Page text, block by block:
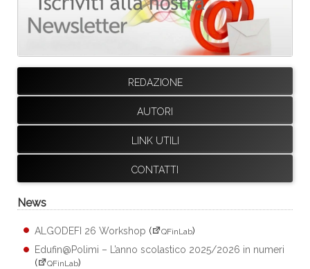
REDAZIONE
AUTORI
LINK UTILI
CONTATTI
News
ALGODEFI 26 Workshop ( QFinLab)
Edufin@Polimi – L’anno scolastico 2025/2026 in numeri
(
QFinLab)